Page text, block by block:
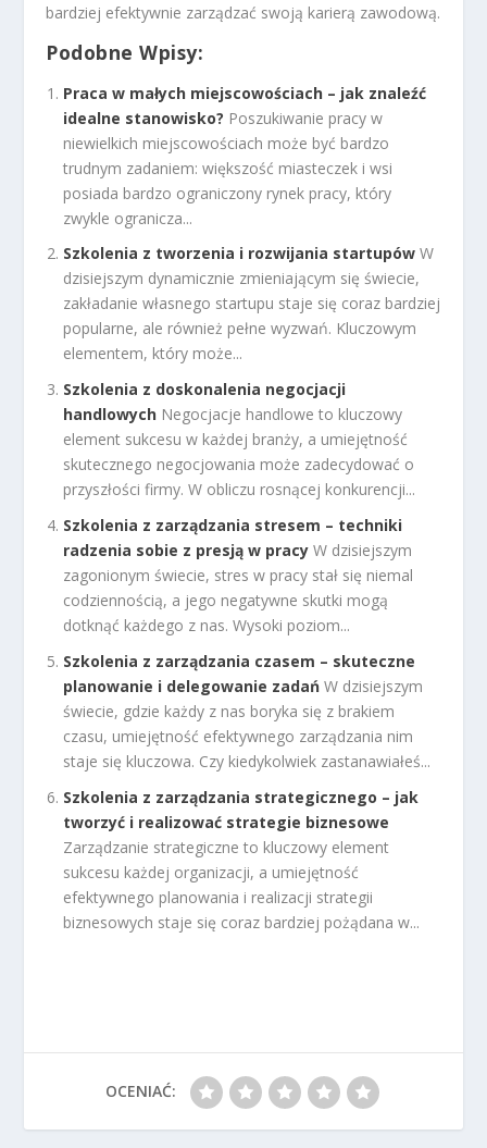
bardziej efektywnie zarządzać swoją karierą zawodową.
Podobne Wpisy:
Praca w małych miejscowościach – jak znaleźć
idealne stanowisko? Poszukiwanie pracy w
niewielkich miejscowościach może być bardzo
trudnym zadaniem: większość miasteczek i wsi
posiada bardzo ograniczony rynek pracy, który
zwykle ogranicza...
Szkolenia z tworzenia i rozwijania startupów W
dzisiejszym dynamicznie zmieniającym się świecie,
zakładanie własnego startupu staje się coraz bardziej
popularne, ale również pełne wyzwań. Kluczowym
elementem, który może...
Szkolenia z doskonalenia negocjacji
handlowych Negocjacje handlowe to kluczowy
element sukcesu w każdej branży, a umiejętność
skutecznego negocjowania może zadecydować o
przyszłości firmy. W obliczu rosnącej konkurencji...
Szkolenia z zarządzania stresem – techniki
radzenia sobie z presją w pracy W dzisiejszym
zagonionym świecie, stres w pracy stał się niemal
codziennością, a jego negatywne skutki mogą
dotknąć każdego z nas. Wysoki poziom...
Szkolenia z zarządzania czasem – skuteczne
planowanie i delegowanie zadań W dzisiejszym
świecie, gdzie każdy z nas boryka się z brakiem
czasu, umiejętność efektywnego zarządzania nim
staje się kluczowa. Czy kiedykolwiek zastanawiałeś...
Szkolenia z zarządzania strategicznego – jak
tworzyć i realizować strategie biznesowe
Zarządzanie strategiczne to kluczowy element
sukcesu każdej organizacji, a umiejętność
efektywnego planowania i realizacji strategii
biznesowych staje się coraz bardziej pożądana w...
OCENIAĆ: